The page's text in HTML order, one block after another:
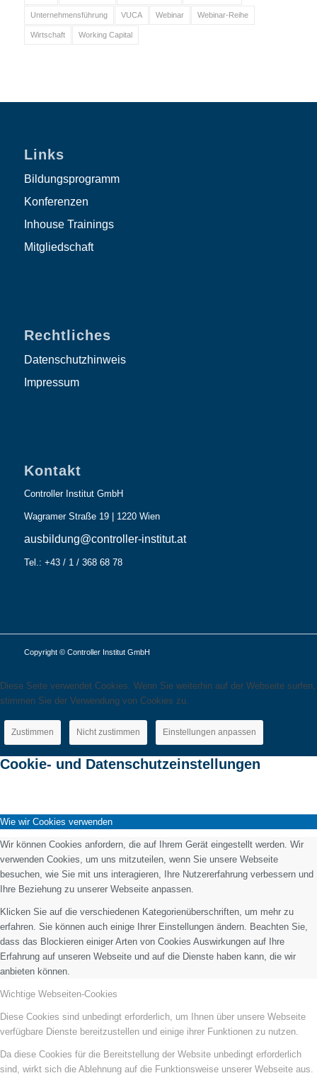
Unternehmensführung VUCA Webinar Webinar-Reihe
Wirtschaft Working Capital
Links
Bildungsprogramm
Konferenzen
Inhouse Trainings
Mitgliedschaft
Rechtliches
Datenschutzhinweis
Impressum
Kontakt
Controller Institut GmbH
Wagramer Straße 19 | 1220 Wien
ausbildung@controller-institut.at
Tel.: +43 / 1 / 368 68 78
Copyright © Controller Institut GmbH
Diese Seite verwendet Cookies. Wenn Sie weiterhin auf der Webseite surfen,
stimmen Sie der Verwendung von Cookies zu.
Zustimmen Nicht zustimmen Einstellungen anpassen
Cookie- und Datenschutzeinstellungen
Wie wir Cookies verwenden
Wir können Cookies anfordern, die auf Ihrem Gerät eingestellt werden. Wir
verwenden Cookies, um uns mitzuteilen, wenn Sie unsere Webseite
besuchen, wie Sie mit uns interagieren, Ihre Nutzererfahrung verbessern und
Ihre Beziehung zu unserer Webseite anpassen.
Klicken Sie auf die verschiedenen Kategorienüberschriften, um mehr zu
erfahren. Sie können auch einige Ihrer Einstellungen ändern. Beachten Sie,
dass das Blockieren einiger Arten von Cookies Auswirkungen auf Ihre
Erfahrung auf unseren Webseite und auf die Dienste haben kann, die wir
anbieten können.
Wichtige Webseiten-Cookies
Diese Cookies sind unbedingt erforderlich, um Ihnen über unsere Webseite
verfügbare Dienste bereitzustellen und einige ihrer Funktionen zu nutzen.
Da diese Cookies für die Bereitstellung der Website unbedingt erforderlich
sind, wirkt sich die Ablehnung auf die Funktionsweise unserer Webseite aus.